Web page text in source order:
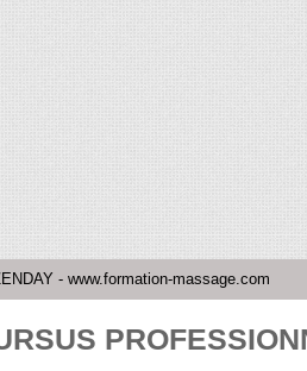
- www.formation-massage.com